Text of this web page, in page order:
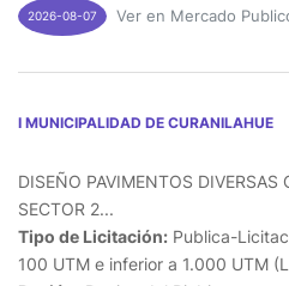
2026-08-07 Ver en Mercado
I MUNICIPALIDAD DE CURANILAHUE
DISEÑO PAVIMENTOS DIVERSAS
SECTOR 2...
Tipo de Licitación: Publica-
100 UTM e inferior a 1.000 UTM